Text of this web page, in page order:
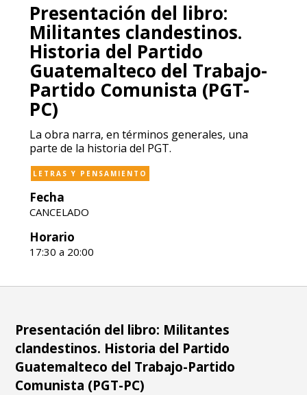
Presentación del libro:
Militantes clandestinos.
Historia del Partido
Guatemalteco del Trabajo-
Partido Comunista (PGT-
PC)
La obra narra, en términos generales, una
parte de la historia del PGT.
LETRAS Y PENSAMIENTO
Fecha
CANCELADO
Horario
17:30 a 20:00
Presentación del libro: Militantes
clandestinos. Historia del Partido
Guatemalteco del Trabajo-Partido
Comunista (PGT-PC)